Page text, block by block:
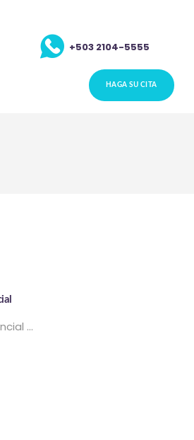
+503 2104-5555
HAGA SU CITA
…